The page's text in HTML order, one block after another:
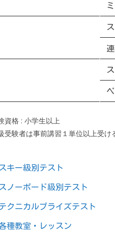
資格 : 小学生以上
受験者は事前講習１単位以上受け
スキー級別テスト
スノーボード級別テスト
クニカルプライズテスト
種教室・レッスン